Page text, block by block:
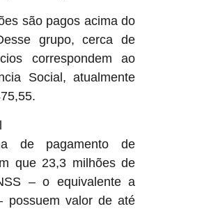
são pagos acima do
grupo, cerca de
correspondem ao
Social, atualmente
de pagamento de
que 23,3 milhões de
– o equivalente a
possuem valor de até